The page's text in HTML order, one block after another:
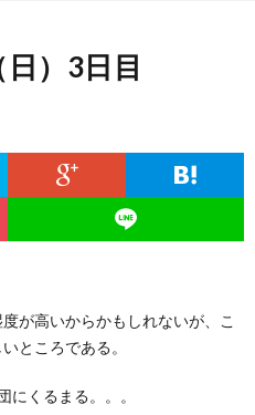
フ
ル
ラ
シ
お
合
）3日目
が高いからかもしれないが、こ
ところである。
くるまる。。。